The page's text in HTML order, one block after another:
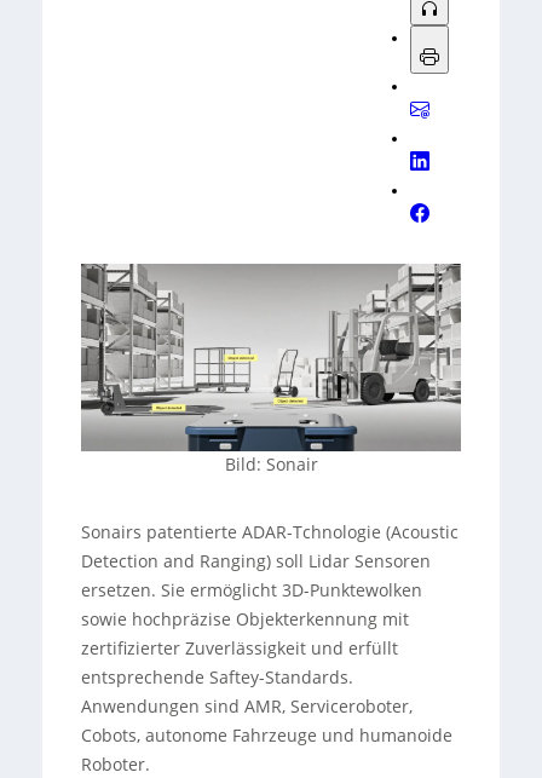
Bild: Sonair
Sonairs patentierte ADAR-Tchnologie (Acoustic
Detection and Ranging) soll Lidar Sensoren
ersetzen. Sie ermöglicht 3D-Punktewolken
sowie hochpräzise Objekterkennung mit
zertifizierter Zuverlässigkeit und erfüllt
entsprechende Saftey-Standards.
Anwendungen sind AMR, Serviceroboter,
Cobots, autonome Fahrzeuge und humanoide
Roboter.